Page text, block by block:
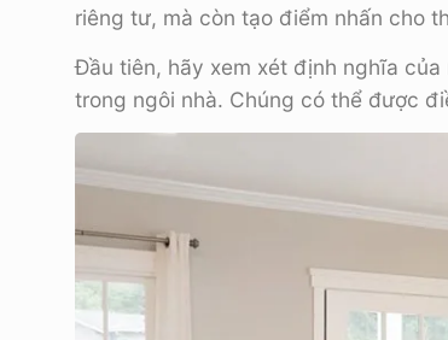
riêng tư, mà còn tạo điểm nhấn cho
Đầu tiên, hãy xem xét định nghĩa
trong ngôi nhà. Chúng có thể được